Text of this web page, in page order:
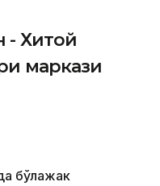
- Хитой
маркази
бўлажак